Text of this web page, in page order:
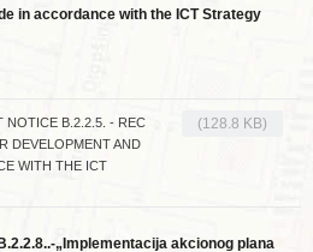
in accordance with the ICT Strategy
NOTICE B.2.2.5. - REC
DEVELOPMENT AND
WITH THE ICT
(128.8 KB)
„Implementacija akcionog plana